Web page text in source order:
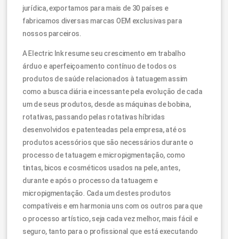
jurídica, exportamos para mais de 30 países e
fabricamos diversas marcas OEM exclusivas para
nossos parceiros.
A Electric Ink resume seu crescimento em trabalho
árduo e aperfeiçoamento contínuo de todos os
produtos de saúde relacionados à tatuagem assim
como a busca diária e incessante pela evolução de cada
um de seus produtos, desde as máquinas de bobina,
rotativas, passando pelas rotativas híbridas
desenvolvidos e patenteadas pela empresa, até os
produtos acessórios que são necessários durante o
processo de tatuagem e micropigmentação, como
tintas, bicos e cosméticos usados na pele, antes,
durante e após o processo da tatuagem e
micropigmentação. Cada um destes produtos
compatíveis e em harmonia uns com os outros para que
o processo artístico, seja cada vez melhor, mais fácil e
seguro, tanto para o profissional que está executando